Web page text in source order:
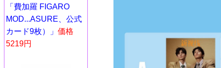
「費加羅 FIGARO
MOD...ASURE、公式
カード9枚）」 価格
5219円